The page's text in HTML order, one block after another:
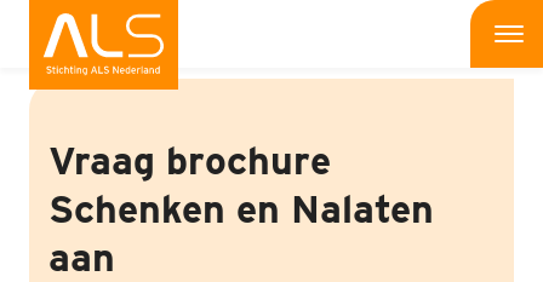
Wat kun jij doen
Bedrijven
Home
Vraag brochure
Schenken en Nalaten
aan